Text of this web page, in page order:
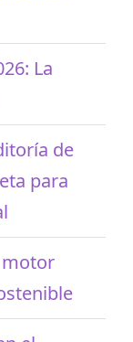
La
de
para
motor